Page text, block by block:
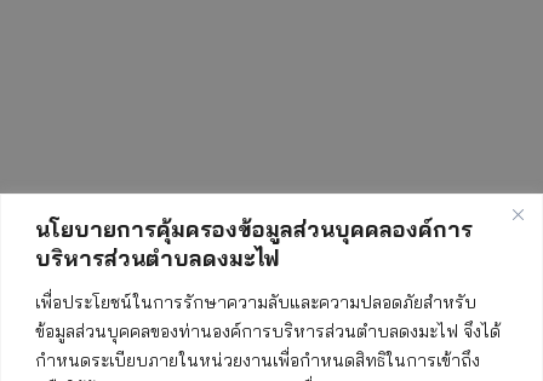
นโยบายการคุ้มครองข้อมูลส่วนบุคคลองค์การ
บริหารส่วนตำบลดงมะไฟ
เพื่อประโยชน์ในการรักษาความลับและความปลอดภัยสำหรับ
ข้อมูลส่วนบุคคลของท่านองค์การบริหารส่วนตำบลดงมะไฟ จึงได้
กำหนดระเบียบภายในหน่วยงานเพื่อกำหนดสิทธิในการเข้าถึง
สถิติการเข้าชมเว็บไซต์